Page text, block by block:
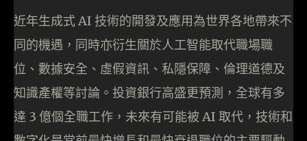
近年生成式 AI 技術的開發及應用為世界各地帶來不
同的機遇，同時亦衍生關於人工智能取代職場職
位、數據安全、虛假資訊、私隱保障、倫理道德及
知識產權等討論。投資銀行高盛更預測，全球有多
達 3 億個全職工作，未來有可能被 AI 取代，技術和